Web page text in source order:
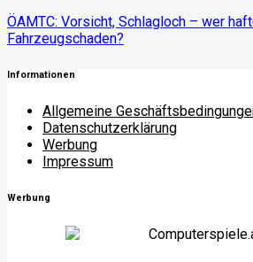
ÖAMTC: Vorsicht, Schlagloch – wer
Fahrzeugschaden?
Informationen
Allgemeine
Datenschutzerklärung
Werbung
Impressum
Werbung